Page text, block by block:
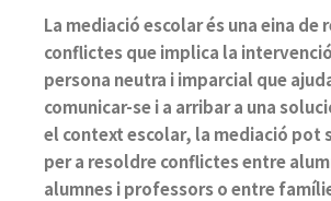
La mediació escolar és una eina de
conflictes que implica la
persona neutra i imparcial que
comunicar-se i a arribar a una
el context escolar, la mediació pot
per a resoldre conflictes entre
alumnes i professors o entre